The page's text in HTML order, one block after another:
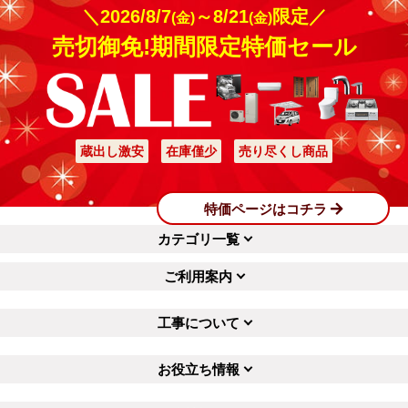
＼2026/8/7(金)～8/21(金)限定／
売切御免!期間限定特価セール
蔵出し激安 在庫僅少 売り尽くし商品
特価ページはコチラ
カテゴリ一覧
ご利用案内
工事について
お役立ち情報